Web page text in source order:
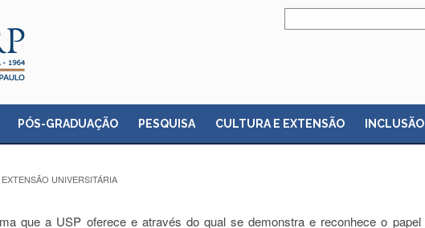
PÓS-GRADUAÇÃO PESQUISA CULTURA E EXTENSÃO INCLUSÃO
UNIVERSITÁRIA
que a USP oferece e através do qual se demonstra e reconhece o papel